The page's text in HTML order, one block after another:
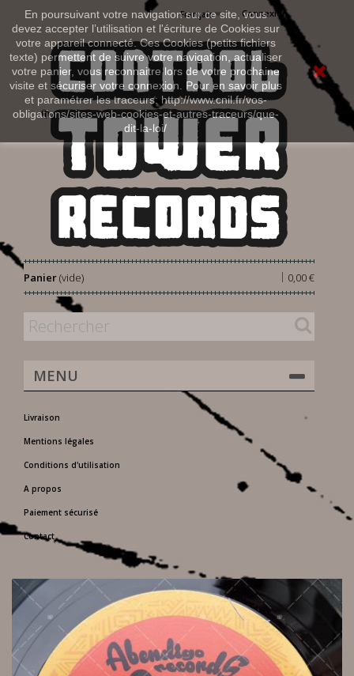
En poursuivant votre navigation sur ce site, vous
devez accepter l’utilisation et l'écriture de Cookies sur
votre appareil connecté. Ces Cookies (petits fichiers
texte) permettent de suivre votre navigation, actualiser
votre panier, vous reconnaitre lors de votre prochaine
visite et sécuriser votre connexion. Pour en savoir plus
et paramétrer les traceurs: http://www.cnil.fr/vos-
obligations/sites-web-cookies-et-autres-traceurs/que-
dit-la-loi/
Connexion
Français
Panier 0,00 €
|
(vide)
MENU
Livraison
Mentions légales
Conditions d'utilisation
A propos
Paiement sécurisé
Contact